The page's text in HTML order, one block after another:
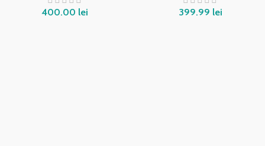
lei lei